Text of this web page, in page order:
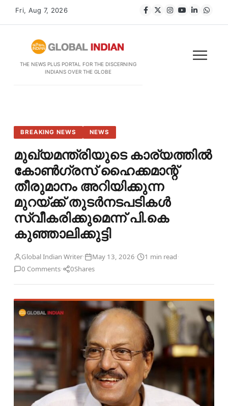
Fri, Aug 7, 2026
THE NEWS PLUS PORTAL FOR THE DISCERNING
INDIANS OVER THE GLOBE
BREAKING NEWS NEWS
മുഖ്യമന്ത്രിയുടെ കാര്യത്തിൽ
കോൺഗ്രസ് ഹൈക്കമാന്റ്
തീരുമാനം അറിയിക്കുന്ന
മുറയ്ക്ക് തുടർനടപടികൾ
സ്വീകരിക്കുമെന്ന് പി.കെ
കുഞ്ഞാലിക്കുട്ടി
Global Indian Writer· May 13, 2026· 1 min read·
0 Comments· 0Shares